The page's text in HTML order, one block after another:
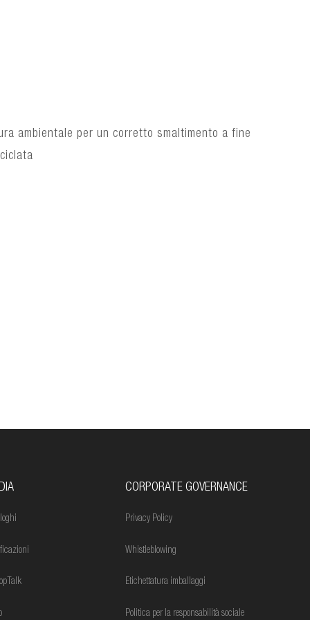
ambientale per un corretto smaltimento a fine
CORPORATE GOVERNANCE
Privacy Policy
Whistleblowing
Etichettatura imballaggi
Politica per la responsabilità sociale